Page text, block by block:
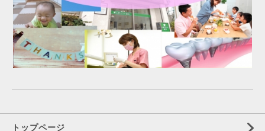
トップページ